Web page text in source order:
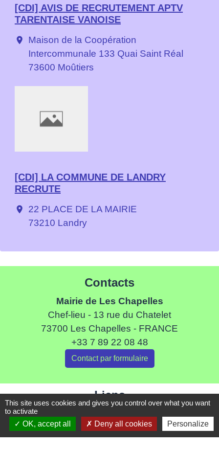
[CDI] AVIS DE RECRUTEMENT APTV
TARENTAISE VANOISE
location_on
Maison de la Coopération
Intercommunale 133 Quai Saint Réal
73600 Moûtiers
[CDI] LA COMMUNE DE LANDRY
RECRUTE
location_on
22 PLACE DE LA MAIRIE
73210 Landry
Contacts
Mairie de Les Chapelles
Chef-lieu - 13 rue du Chatelet
73700 Les Chapelles - FRANCE
+33 7 89 22 08 48
Contact par formulaire
Liens
Communauté de Commune de Haute Tarentaise
Service Public
This site uses cookies and gives you control over what you want
to activate
OK, accept all
Deny all cookies Personalize